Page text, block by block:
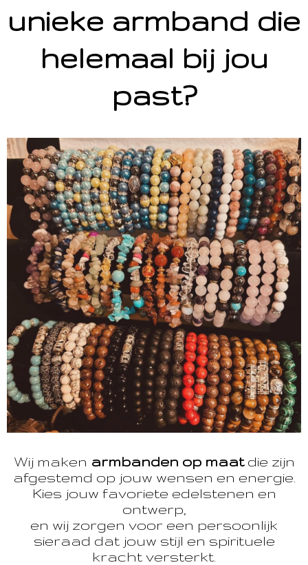
unieke armband die
helemaal bij jou
past?
Wij maken armbanden op maatdie zijn
afgestemd op jouw wensen en energie.
Kies jouw favoriete edelstenen en
ontwerp,
en wij zorgen voor een persoonlijk
sieraad dat jouw stijl en spirituele
kracht versterkt.